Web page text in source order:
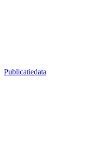
Publicatiedata